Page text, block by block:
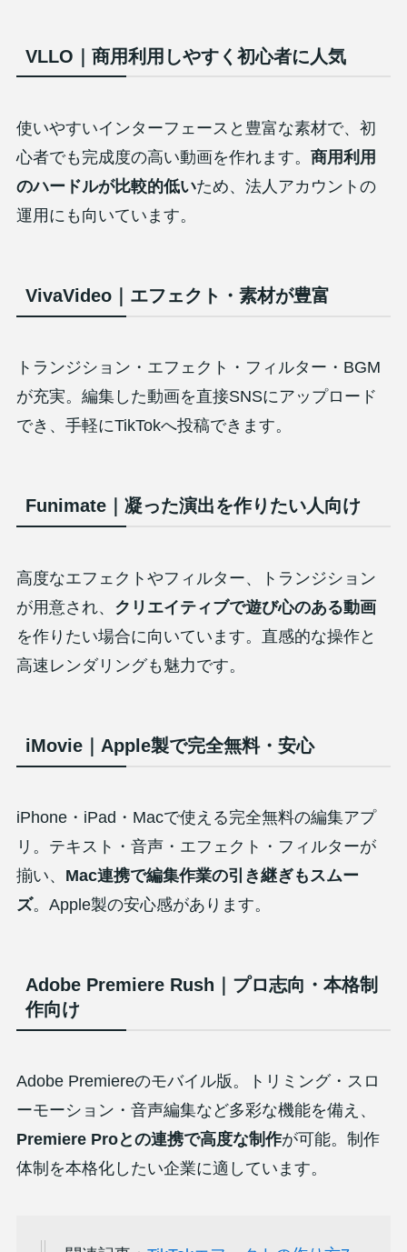
VLLO｜商用利用しやすく初心者に人気
使いやすいインターフェースと豊富な素材で、初
心者でも完成度の高い動画を作れます。 商用利用
のハードルが比較的低いため、法人アカウントの
運用にも向いています。
VivaVideo｜エフェクト・素材が豊富
トランジション・エフェクト・フィルター・BGM
が充実。編集した動画を直接SNSにアップロード
でき、手軽にTikTokへ投稿できます。
Funimate｜凝った演出を作りたい人向け
高度なエフェクトやフィルター、トランジション
が用意され、 クリエイティブで遊び心のある動画
を作りたい場合に向いています。直感的な操作と
高速レンダリングも魅力です。
iMovie｜Apple製で完全無料・安心
iPhone・iPad・Macで使える完全無料の編集アプ
リ。テキスト・音声・エフェクト・フィルターが
揃い、 Mac連携で編集作業の引き継ぎもスムー
ズ。Apple製の安心感があります。
Adobe Premiere Rush｜プロ志向・本格制
作向け
Adobe Premiereのモバイル版。トリミング・スロ
ーモーション・音声編集など多彩な機能を備え、
Premiere Proとの連携で高度な制作が可能。制作
体制を本格化したい企業に適しています。